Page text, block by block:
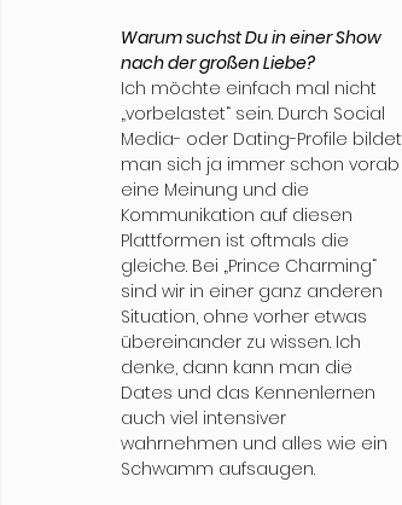
Warum suchst Du in einer Show
nach der großen Liebe?
Ich möchte einfach mal nicht
„vorbelastet“ sein. Durch Social
Media- oder Dating-Profile bildet
man sich ja immer schon vorab
eine Meinung und die
Kommunikation auf diesen
Plattformen ist oftmals die
gleiche. Bei „Prince Charming“
sind wir in einer ganz anderen
Situation, ohne vorher etwas
übereinander zu wissen. Ich
denke, dann kann man die
Dates und das Kennenlernen
auch viel intensiver
wahrnehmen und alles wie ein
Schwamm aufsaugen.